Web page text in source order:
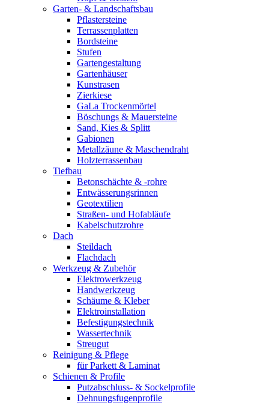
Garten- & Landschaftsbau
Pflastersteine
Terrassenplatten
Bordsteine
Stufen
Gartengestaltung
Gartenhäuser
Kunstrasen
Zierkiese
GaLa Trockenmörtel
Böschungs & Mauersteine
Sand, Kies & Splitt
Gabionen
Metallzäune & Maschendraht
Holzterrassenbau
Tiefbau
Betonschächte & -rohre
Entwässerungsrinnen
Geotextilien
Straßen- und Hofabläufe
Kabelschutzrohre
Dach
Steildach
Flachdach
Werkzeug & Zubehör
Elektrowerkzeug
Handwerkzeug
Schäume & Kleber
Elektroinstallation
Befestigungstechnik
Wassertechnik
Streugut
Reinigung & Pflege
für Parkett & Laminat
Schienen & Profile
Putzabschluss- & Sockelprofile
Dehnungsfugenprofile